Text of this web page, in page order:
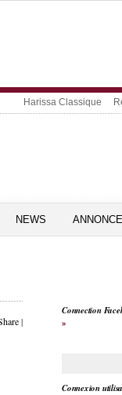
Harissa Classique
NEWS
|
Connection
Connexion